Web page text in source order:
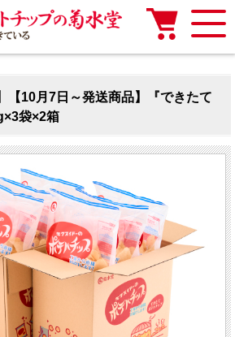
【10月7日～発送商品】『できたて
袋×2箱